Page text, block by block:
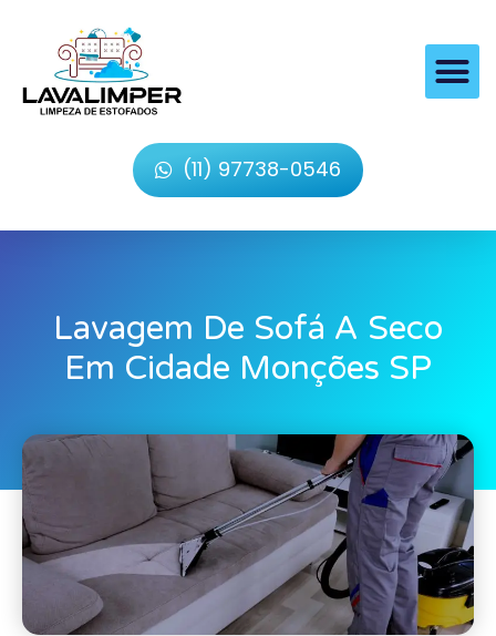
(11) 97738-0546
Lavagem De Sofá A Seco
Em Cidade Monções SP